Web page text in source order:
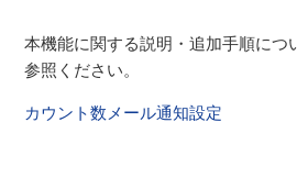
本機能に関する説明・追加手順につ
参照ください。
カウント数メール通知設定